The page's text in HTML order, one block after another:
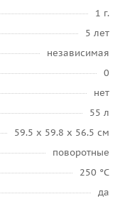
1 г.
5 лет
независимая
0
нет
55 л
59.5 х 59.8 x 56.5 см
поворотные
250 °C
да